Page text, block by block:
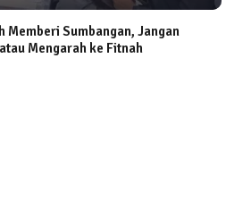
Memberi Sumbangan, Jangan
Mengarah ke Fitnah